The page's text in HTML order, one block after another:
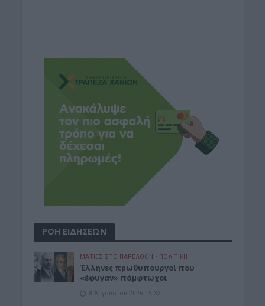
ΡΟΗ ΕΙΔΗΣΕΩΝ
ΜΑΤΙΕΣ ΣΤΟ ΠΑΡΕΛΘΟΝ • ΠΟΛΙΤΙΚΗ
Έλληνες πρωθυπουργοί που
«έφυγαν» πάμφτωχοι
8 Αυγούστου 2026 19:33